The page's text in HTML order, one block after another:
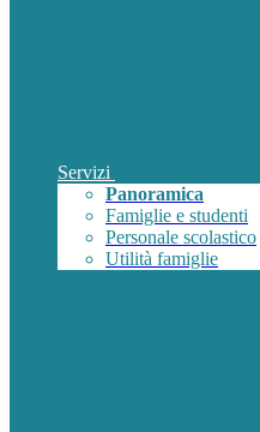
Servizi
Panoramica
Famiglie e studenti
Personale scolastico
Utilità famiglie